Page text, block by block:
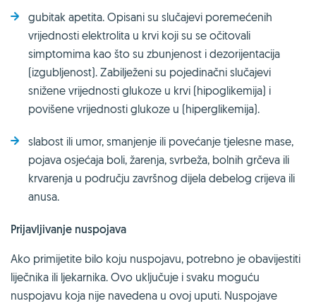
gubitak apetita. Opisani su slučajevi poremećenih
vrijednosti elektrolita u krvi koji su se očitovali
simptomima kao što su zbunjenost i dezorijentacija
(izgubljenost). Zabilježeni su pojedinačni slučajevi
snižene vrijednosti glukoze u krvi (hipoglikemija) i
povišene vrijednosti glukoze u (hiperglikemija).
slabost ili umor, smanjenje ili povećanje tjelesne mase,
pojava osjećaja boli, žarenja, svrbeža, bolnih grčeva ili
krvarenja u području završnog dijela debelog crijeva ili
anusa.
Prijavljivanje nuspojava
Ako primijetite bilo koju nuspojavu, potrebno je obavijestiti
liječnika ili ljekarnika. Ovo uključuje i svaku moguću
nuspojavu koja nije navedena u ovoj uputi. Nuspojave